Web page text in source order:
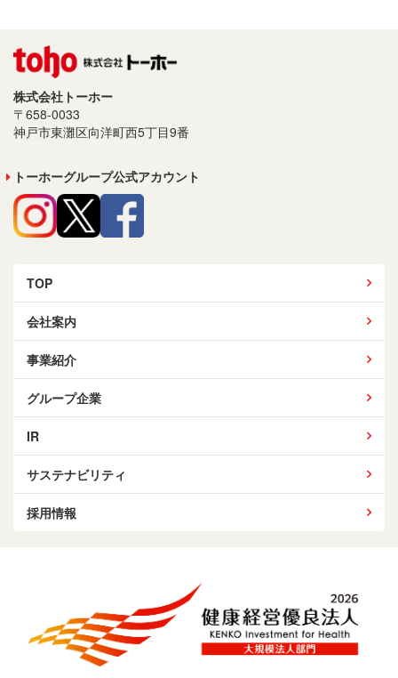
株式会社トーホー
〒658-0033
神戸市東灘区向洋町西5丁目9番
トーホーグループ公式アカウント
TOP
会社案内
事業紹介
グループ企業
IR
サステナビリティ
採用情報